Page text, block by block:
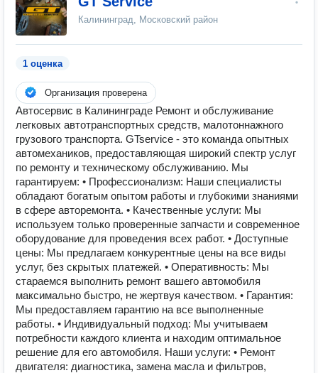
Калининград, Московский район
1 оценка
Организация проверена
Автосервис в Калининграде Ремонт и обслуживание
легковых автотранспортных средств, малотоннажного
грузового транспорта. GTservice - это команда опытных
автомехаников, предоставляющая широкий спектр услуг
по ремонту и техническому обслуживанию. Мы
гарантируем: • Профессионализм: Наши специалисты
обладают богатым опытом работы и глубокими знаниями
в сфере авторемонта. • Качественные услуги: Мы
используем только проверенные запчасти и современное
оборудование для проведения всех работ. • Доступные
цены: Мы предлагаем конкурентные цены на все виды
услуг, без скрытых платежей. • Оперативность: Мы
стараемся выполнить ремонт вашего автомобиля
максимально быстро, не жертвуя качеством. • Гарантия:
Мы предоставляем гарантию на все выполненные
работы. • Индивидуальный подход: Мы учитываем
потребности каждого клиента и находим оптимальное
решение для его автомобиля. Наши услуги: • Ремонт
двигателя: диагностика, замена масла и фильтров,